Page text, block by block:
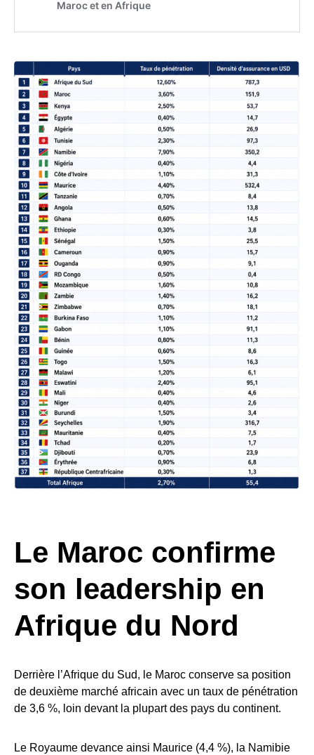
Le Maroc confirme
son leadership en
Afrique du Nord
Derrière l’Afrique du Sud, le Maroc conserve sa position
de deuxième marché africain avec un taux de pénétration
de 3,6 %, loin devant la plupart des pays du continent.
Le Royaume devance ainsi Maurice (4,4 %), la Namibie